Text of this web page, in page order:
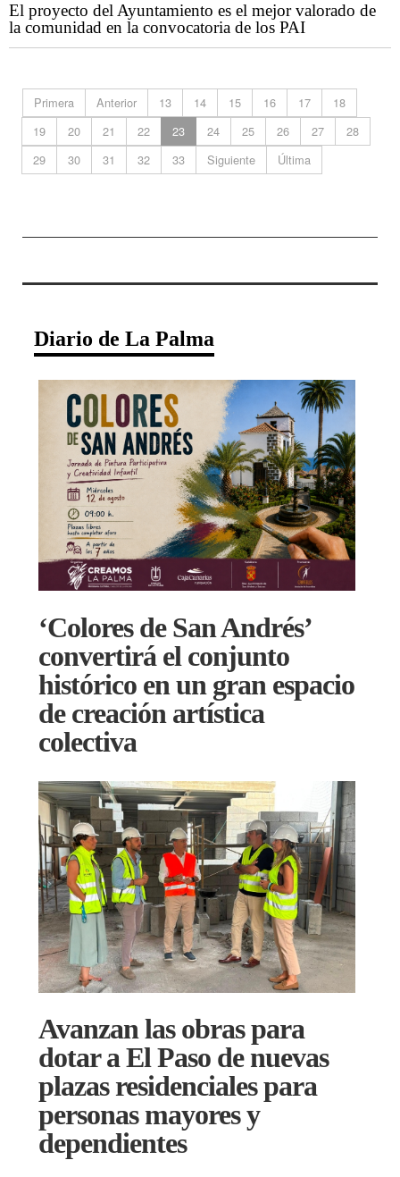
El proyecto del Ayuntamiento es el mejor valorado de
la comunidad en la convocatoria de los PAI
Primera Anterior 13 14 15 16 17
18
19
20 21 22 23 24 25 26 27
28
29
30 31 32 33 Siguiente Última
Diario de La Palma
‘Colores de San Andrés’
convertirá el conjunto
histórico en un gran espacio
de creación artística
colectiva
Avanzan las obras para
dotar a El Paso de nuevas
plazas residenciales para
personas mayores y
dependientes